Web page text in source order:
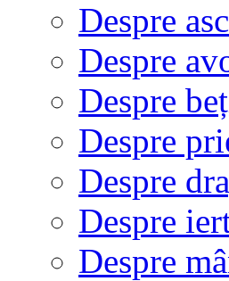
Despre
Despre
Despre
Despre
Despre
Despre
Despre